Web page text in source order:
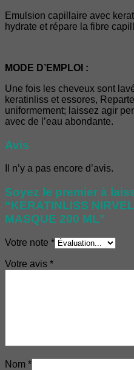
Emulsion capillaire avec
hydrate et répare la fibre
MODE D’EMPLOI :
Une fois les cheveux sont
keratinliss et essores,
uniformement; laissez agir
avec de l’eau abondante.
Avis
Il n’y a pas encore d’avis.
Soyez le premier à
“KERATINLISS
MASQUE 200 ML”
Votre note *
Votre avis *
Nom *